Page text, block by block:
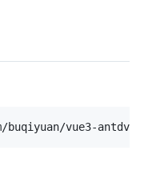
vue3-antdv-